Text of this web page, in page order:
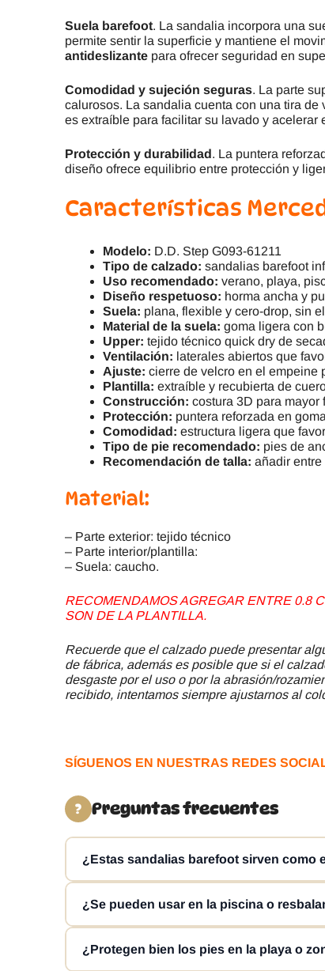
Suela barefoot. La sandalia incorpora una
permite sentir la superficie y mantiene el
antideslizante para ofrecer seguridad en
Comodidad y sujeción seguras. La parte
calurosos. La sandalia cuenta con una tira
es extraíble para facilitar su lavado y
Protección y durabilidad. La puntera
diseño ofrece equilibrio entre protección y
Características
Modelo: D.D. Step G093-61211
Tipo de calzado: sandalias barefoot
Uso recomendado: verano, playa,
Diseño respetuoso: horma ancha y
Suela: plana, flexible y cero-drop, sin
Material de la suela: goma ligera con
Upper: tejido técnico quick dry de
Ventilación: laterales abiertos que
Ajuste: cierre de velcro en el empeine
Plantilla: extraíble y recubierta de
Construcción: costura 3D para
Protección: puntera reforzada en
Comodidad: estructura ligera que
Tipo de pie recomendado: pies de
Recomendación de talla: añadir
Material:
– Parte exterior: tejido técnico
– Parte interior/plantilla:
– Suela: caucho.
RECOMENDAMOS AGREGAR ENTRE 0.8
SON DE LA PLANTILLA.
Recuerde que el calzado puede presentar
de fábrica, además es posible que si el
desgaste por el uso o por la abrasión/
recibido, intentamos siempre ajustarnos al
SÍGUENOS EN NUESTRAS REDES
? Preguntas frecuentes
¿Estas sandalias barefoot sirven como
Sí, este modelo funciona perfectamente
calzado se seca en poco tiempo, siendo ideal
¿Se pueden usar en la piscina o
No, están diseñadas con suela de goma
como cualquier calzado, siempre se
¿Protegen bien los pies en la playa o